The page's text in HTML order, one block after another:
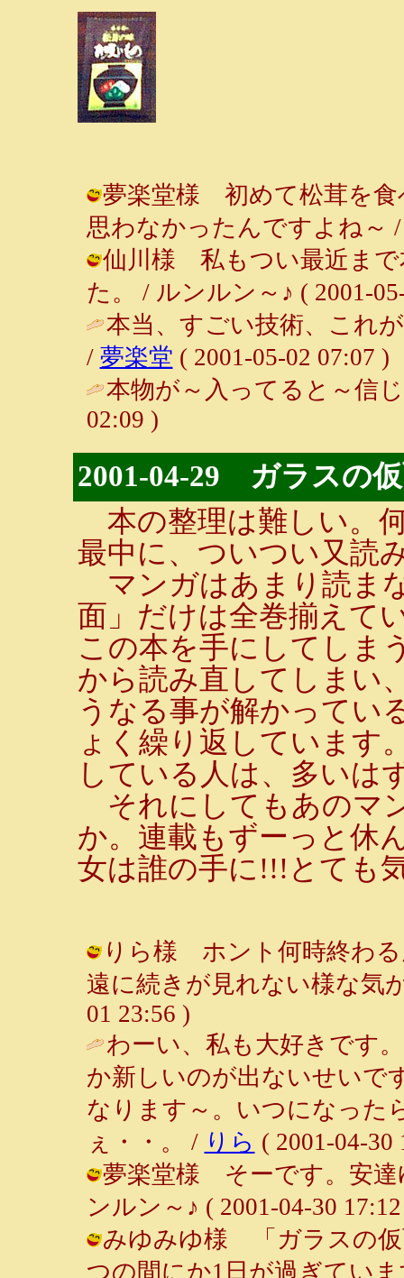
夢楽堂様 初めて松茸を食
思わなかったんですよね～
仙川様 私もつい最近まで
た。 / ルンルン～♪ ( 2001-
本当、すごい技術、これ
/ 夢楽堂 ( 2001-05-02 07:07 )
本物が～入ってると～信
02:09 )
2001-04-29 ガラスの
本の整理は難しい。
最中に、ついつい又読
マンガはあまり読ま
面」だけは全巻揃えて
この本を手にしてしま
から読み直してしまい
うなる事が解かってい
ょく繰り返しています
している人は、多いは
それにしてもあのマ
か。連載もずーっと休
女は誰の手に!!!とても
りら様 ホント何時終わる
遠に続きが見れない様な気
01 23:56 )
わーい、私も大好きです
か新しいのが出ないせいで
なります～。いつになった
ぇ・・。 / りら ( 2001-04-30
夢楽堂様 そーです。安達
ンルン～♪ ( 2001-04-30
みゆみゆ様 「ガラスの仮
つの間にか1日が過ぎてい